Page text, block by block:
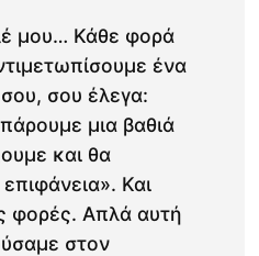
μου… Κάθε φορά
ένα
σου έλεγα:
μια βαθιά
και θα
Και
φορές. Απλά αυτή
στον